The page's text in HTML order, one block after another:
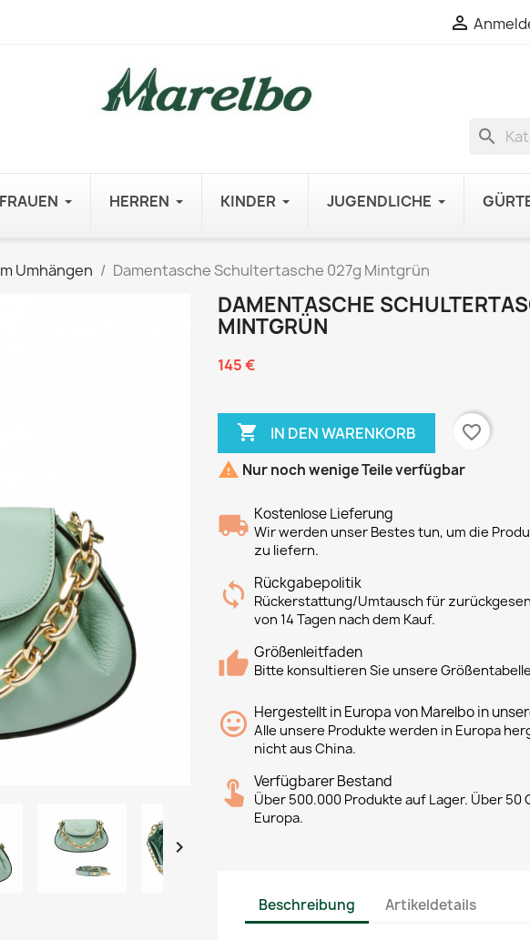

search
FRAUEN HERREN KINDER JUGENDLICHE
Umhängen Damentasche Schultertasche 027g Mintgrün

DAMENTASCHE
MINTGRÜN
145 €
 IN DEN WARENKORB
favorite_border
 Nur noch wenige Teile verfügbar
Kostenlose Lieferung
Wir werden unser Bestes tun, um die
zu liefern.
Rückgabepolitik
Rückerstattung/Umtausch für
von 14 Tagen nach dem Kauf.
Größenleitfaden
Bitte konsultieren Sie unsere
Hergestellt in Europa von Marelbo in
Alle unsere Produkte werden in Europa
nicht aus China.
Verfügbarer Bestand
Über 500.000 Produkte auf Lager. Über
Europa.
Beschreibung Artikeldetails